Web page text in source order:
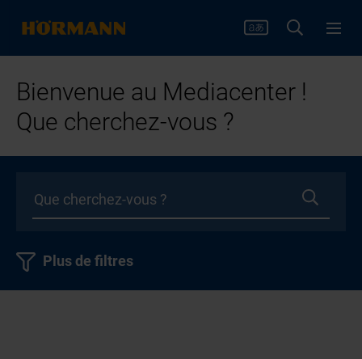
Bienvenue au Mediacenter !
Que cherchez-vous ?
Plus de filtres